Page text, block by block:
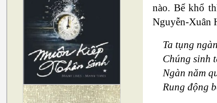
nào. Bể khổ
Nguyễn-Xuân
Ta tụng
Chúng sinh
Ngàn năm
Rung động